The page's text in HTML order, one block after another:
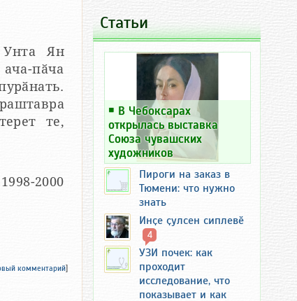
Унта Ян
пӑча
те,
2000
комментарий]
Статьи
￭ В Чебоксарах
открылась выставка
Союза чувашских
художников
Пироги на заказ в
Тюмени: что нужно
знать
Инҫе ҫулсен сиплевӗ
4
УЗИ почек: как
проходит
исследование, что
показывает и как